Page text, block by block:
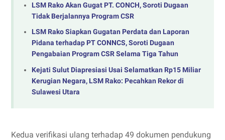
LSM Rako Akan Gugat PT. CONCH, Soroti Dugaan
Tidak Berjalannya Program CSR
LSM Rako Siapkan Gugatan Perdata dan Laporan
Pidana terhadap PT CONNCS, Soroti Dugaan
Pengabaian Program CSR Selama Tiga Tahun
Kejati Sulut Diapresiasi Usai Selamatkan Rp15 Miliar
Kerugian Negara, LSM Rako: Pecahkan Rekor di
Sulawesi Utara
Kedua verifikasi ulang terhadap 49 dokumen pendukung